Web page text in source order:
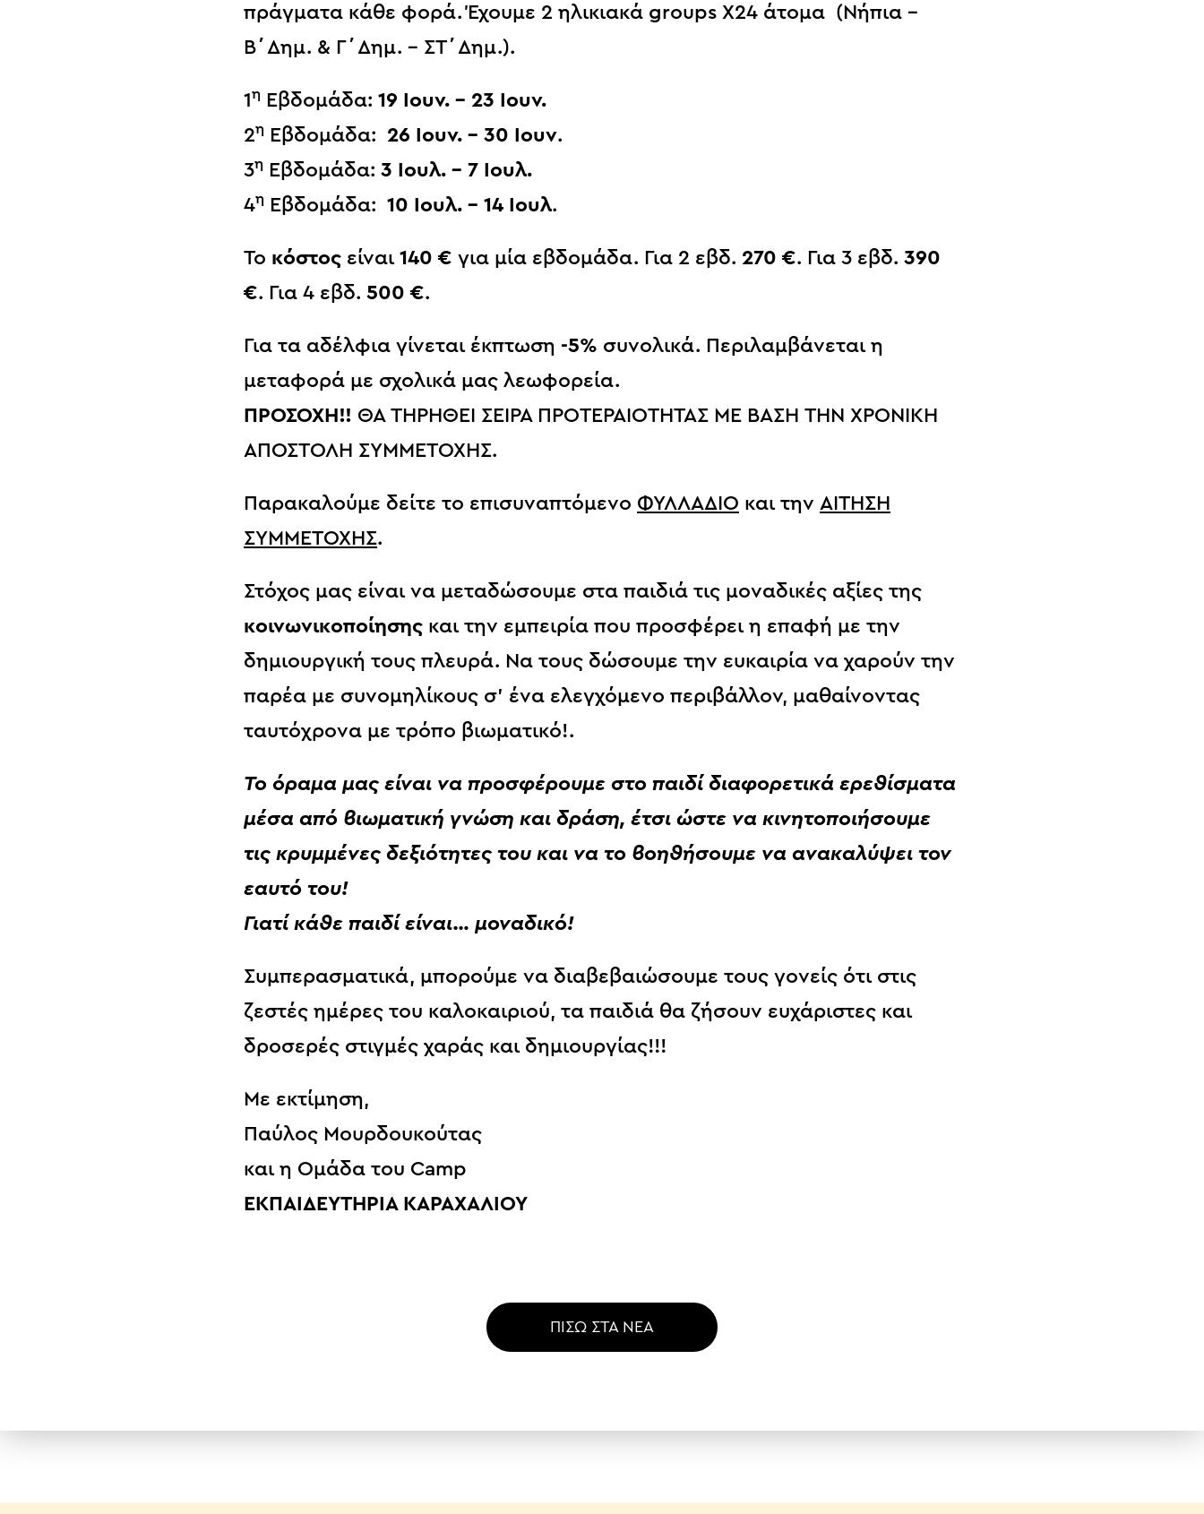
πράγματα κάθε φορά. Έχουμε 2 ηλικιακά groups Χ24 άτομα (Νήπια –
Β΄Δημ. & Γ΄Δημ. – ΣΤ΄Δημ.).
1η Εβδομάδα: 19 Ιουν. – 23 Ιουν.
2η Εβδομάδα: 26 Ιουν. – 30 Ιουν.
3η Εβδομάδα: 3 Ιουλ. – 7 Ιουλ.
4η Εβδομάδα: 10 Ιουλ. – 14 Ιουλ.
Το κόστος είναι 140 € για μία εβδομάδα. Για 2 εβδ. 270 €. Για 3 εβδ. 390
€. Για 4 εβδ. 500 €.
Για τα αδέλφια γίνεται έκπτωση -5% συνολικά. Περιλαμβάνεται η
μεταφορά με σχολικά μας λεωφορεία.
ΠΡΟΣΟΧΗ!! ΘΑ ΤΗΡΗΘΕΙ ΣΕΙΡΑ ΠΡΟΤΕΡΑΙΟΤΗΤΑΣ ΜΕ ΒΑΣΗ ΤΗΝ ΧΡΟΝΙΚΗ
ΑΠΟΣΤΟΛΗ ΣΥΜΜΕΤΟΧΗΣ.
Παρακαλούμε δείτε το επισυναπτόμενο ΦΥΛΛΑΔΙΟ και την ΑΙΤΗΣΗ
ΣΥΜΜΕΤΟΧΗΣ.
Στόχος μας είναι να μεταδώσουμε στα παιδιά τις μοναδικές αξίες της
κοινωνικοποίησης και την εμπειρία που προσφέρει η επαφή με την
δημιουργική τους πλευρά. Να τους δώσουμε την ευκαιρία να χαρούν την
παρέα με συνομηλίκους σ’ ένα ελεγχόμενο περιβάλλον, μαθαίνοντας
ταυτόχρονα με τρόπο βιωματικό!.
Το όραμα μας είναι να προσφέρουμε στο παιδί διαφορετικά ερεθίσματα
μέσα από βιωματική γνώση και δράση, έτσι ώστε να κινητοποιήσουμε
τις κρυμμένες δεξιότητες του και να το βοηθήσουμε να ανακαλύψει τον
εαυτό του!
Γιατί κάθε παιδί είναι… μοναδικό!
Συμπερασματικά, μπορούμε να διαβεβαιώσουμε τους γονείς ότι στις
ζεστές ημέρες του καλοκαιριού, τα παιδιά θα ζήσουν ευχάριστες και
δροσερές στιγμές χαράς και δημιουργίας!!!
Με εκτίμηση,
Παύλος Μουρδουκούτας
και η Ομάδα του Camp
ΕΚΠΑΙΔΕΥΤΗΡΙΑ ΚΑΡΑΧΑΛΙΟΥ
ΠΙΣΩ ΣΤΑ NEA